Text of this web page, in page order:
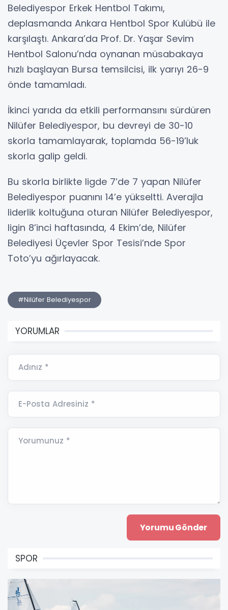
Belediyespor Erkek Hentbol Takımı,
deplasmanda Ankara Hentbol Spor Kulübü ile
karşılaştı. Ankara’da Prof. Dr. Yaşar Sevim
Hentbol Salonu’nda oynanan müsabakaya
hızlı başlayan Bursa temsilcisi, ilk yarıyı 26-9
önde tamamladı.
İkinci yarıda da etkili performansını sürdüren
Nilüfer Belediyespor, bu devreyi de 30-10
skorla tamamlayarak, toplamda 56-19’luk
skorla galip geldi.
Bu skorla birlikte ligde 7’de 7 yapan Nilüfer
Belediyespor puanını 14’e yükseltti. Averajla
liderlik koltuğuna oturan Nilüfer Belediyespor,
ligin 8’inci haftasında, 4 Ekim’de, Nilüfer
Belediyesi Üçevler Spor Tesisi’nde Spor
Toto’yu ağırlayacak.
#Nilüfer Belediyespor
YORUMLAR
Adınız *
E-Posta Adresiniz *
Yorumunuz *
SPOR